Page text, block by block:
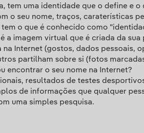
tem uma identidade que o define e
o seu nome, traços, caraterísticas
o que é conhecido como
a imagem virtual que é criada da sua
na Internet (gostos, dados pessoais,
partilham sobre si (fotos
encontrar o seu nome na Internet?
resultados de testes
de informações que qualquer
uma simples pesquisa.